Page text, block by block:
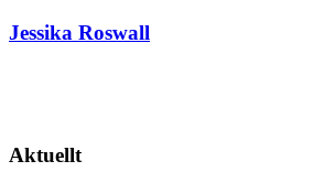
Jessika Roswall
Aktuellt